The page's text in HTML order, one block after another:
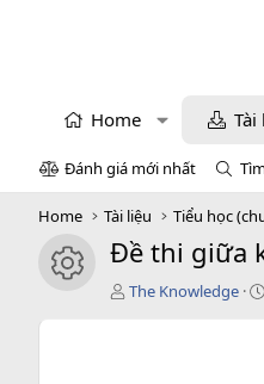
Home Tài
Đánh giá mới nhất
Home Tài liệu Tiểu học
icon tài
Đề thi giữa
T
The Knowledge